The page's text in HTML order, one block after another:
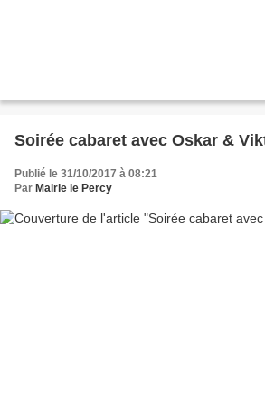
Soirée cabaret avec Oskar &
Publié le 31/10/2017 à 08:21
Par Mairie le Percy